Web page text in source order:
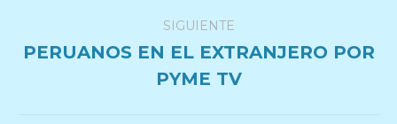
publicaciones
SIGUIENTE
siguiente:
PERUANOS EN EL EXTRANJERO POR
PYME TV